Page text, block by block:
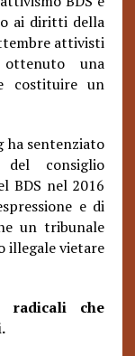
ai diritti della
attivisti
una
costituire un
sentenziato
del consiglio
BDS nel 2016
e di
un tribunale
illegale vietare
radicali che